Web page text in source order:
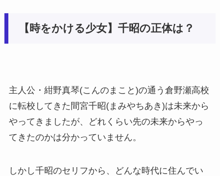
【時をかける少女】千昭の正体は？
主人公・紺野真琴(こんのまこと)の通う倉野瀬高校
に転校してきた間宮千昭(まみやちあき)は未来から
やってきましたが、どれくらい先の未来からやっ
てきたのかは分かっていません。
しかし千昭のセリフから、どんな時代に住んでい